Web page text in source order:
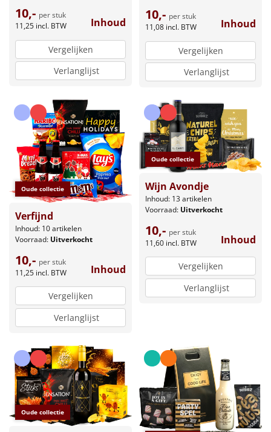
10,- per stuk
11,25 incl. BTW Inhoud
Vergelijken
Verlanglijst
10,- per stuk
11,08 incl. BTW Inhoud
Vergelijken
Verlanglijst
Oude collectie
Verfijnd
Inhoud: 10 artikelen
Voorraad: Uitverkocht
10,- per stuk
11,25 incl. BTW Inhoud
Vergelijken
Verlanglijst
Oude collectie
Wijn Avondje
Inhoud: 13 artikelen
Voorraad: Uitverkocht
10,- per stuk
11,60 incl. BTW Inhoud
Vergelijken
Verlanglijst
Oude collectie